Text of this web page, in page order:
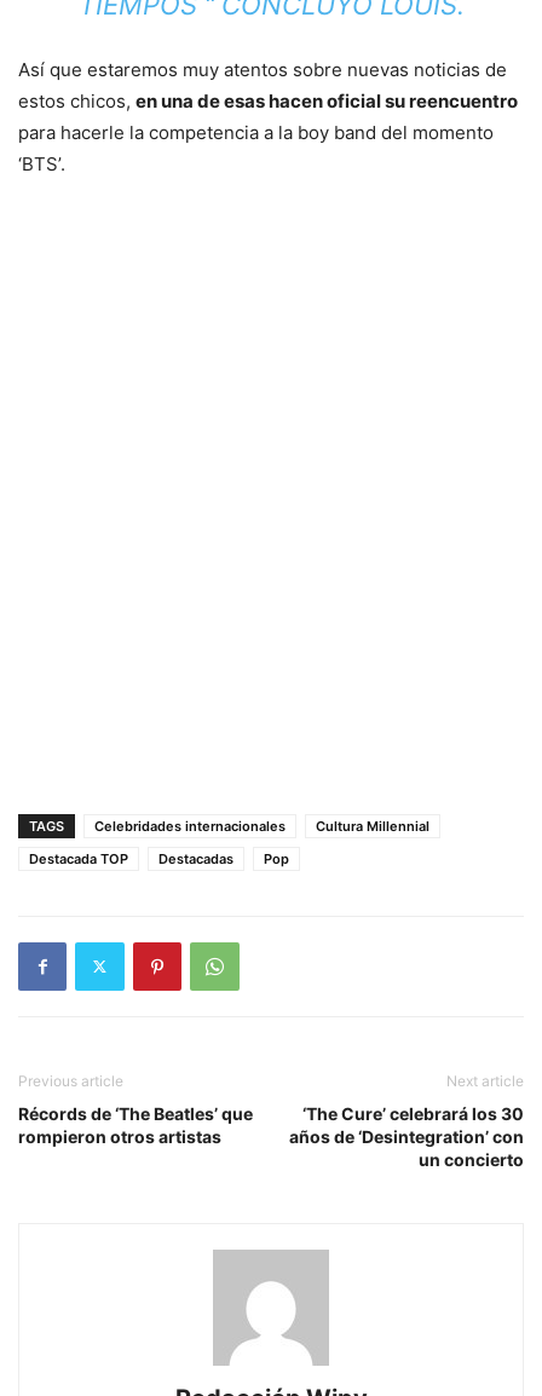
Así que estaremos muy atentos sobre nuevas noticias de
estos chicos, en una de esas hacen oficial su reencuentro
para hacerle la competencia a la boy band del momento
‘BTS’.
TAGS Celebridades internacionales
Cultura Millennial
Destacada TOP
Destacadas Pop
Previous article
Récords de ‘The Beatles’ que
rompieron otros artistas
Next article
‘The Cure’ celebrará los 30
años de ‘Desintegration’ con
un concierto